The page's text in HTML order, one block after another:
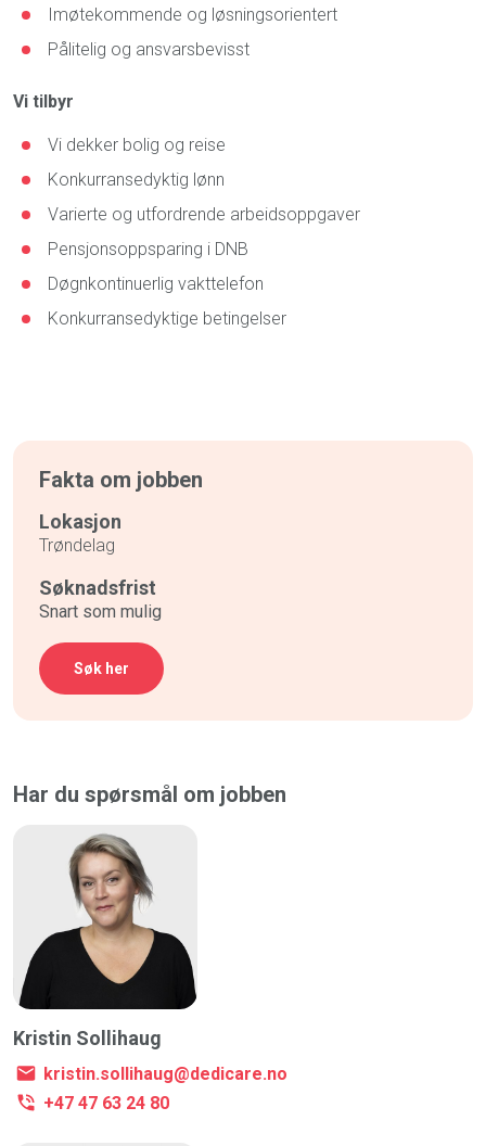
Imøtekommende og løsningsorientert
Pålitelig og ansvarsbevisst
Vi tilbyr
Vi dekker bolig og reise
Konkurransedyktig lønn
Varierte og utfordrende arbeidsoppgaver
Pensjonsoppsparing i DNB
Døgnkontinuerlig vakttelefon
Konkurransedyktige betingelser
Fakta om jobben
Lokasjon
Trøndelag
Søknadsfrist
Snart som mulig
Søk her
Har du spørsmål om jobben
Kristin Sollihaug
kristin.sollihaug@dedicare.no
+47 47 63 24 80